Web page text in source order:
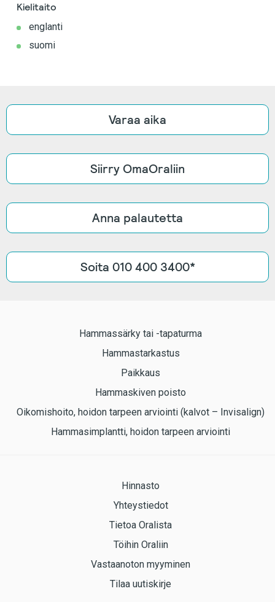
Kielitaito
englanti
suomi
Varaa aika
Siirry OmaOraliin
Anna palautetta
Soita 010 400 3400*
Hammassärky tai -tapaturma
Hammastarkastus
Paikkaus
Hammaskiven poisto
Oikomishoito, hoidon tarpeen arviointi (kalvot – Invisalign)
Hammasimplantti, hoidon tarpeen arviointi
Hinnasto
Yhteystiedot
Tietoa Oralista
Töihin Oraliin
Vastaanoton myyminen
Tilaa uutiskirje